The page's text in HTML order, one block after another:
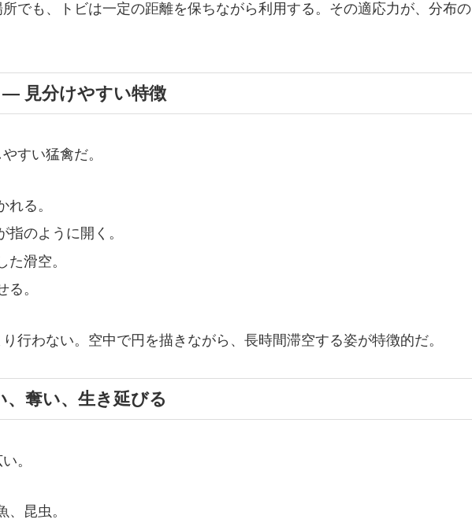
でも、トビは一定の距離を保ちながら利用する。その適応力が、分布の
― 見分けやすい特徴
すい猛禽だ。
れる。
指のように開く。
た滑空。
る。
行わない。空中で円を描きながら、長時間滞空する姿が特徴的だ。
奪い、生き延びる
。
、昆虫。